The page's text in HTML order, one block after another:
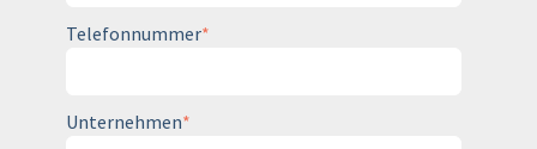
Telefonnummer*
Unternehmen*